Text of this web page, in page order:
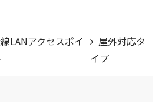
LANアクセスポイ
屋外対応タ
イプ